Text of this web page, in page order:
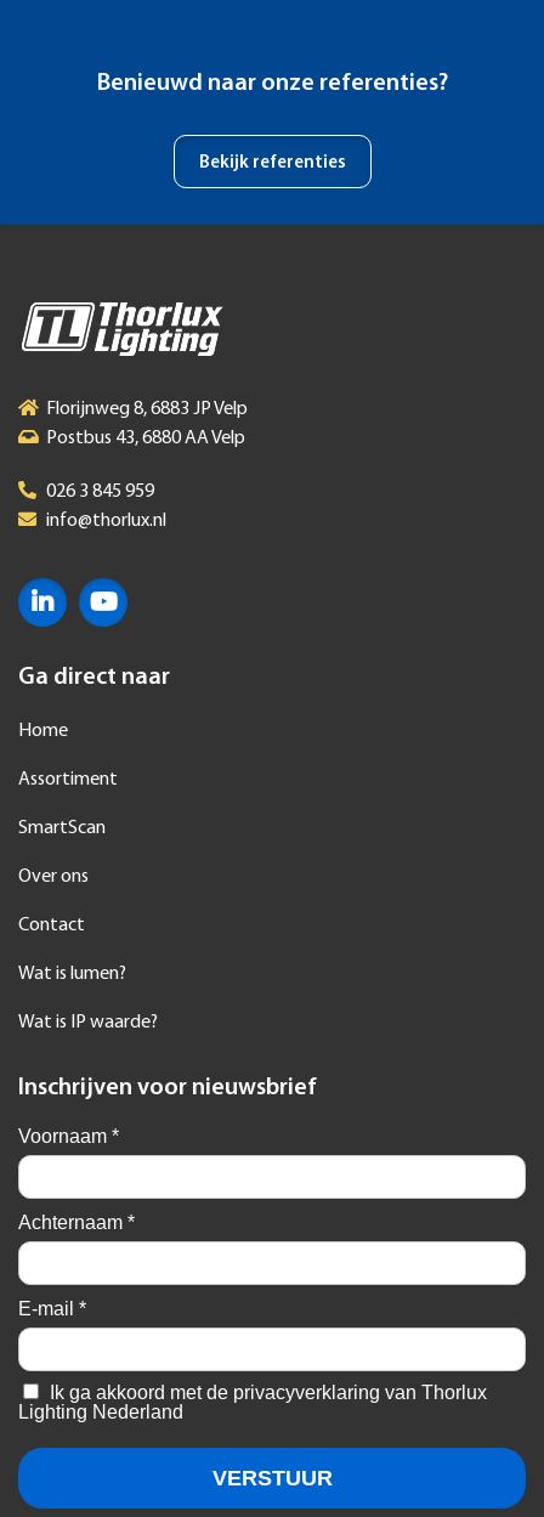
Benieuwd naar onze referenties?
Bekijk referenties
Florijnweg 8, 6883 JP Velp
Postbus 43, 6880 AA Velp
026 3 845 959
info@thorlux.nl
Ga direct naar
Home
Assortiment
SmartScan
Over ons
Contact
Wat is lumen?
Wat is IP waarde?
Inschrijven voor nieuwsbrief